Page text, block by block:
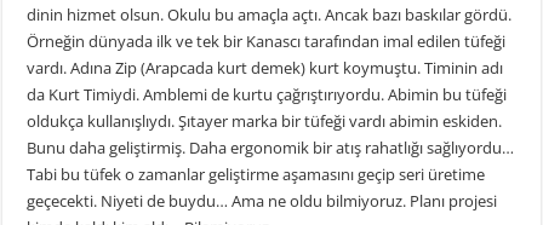
dinin hizmet olsun. Okulu bu amaçla açtı. Ancak bazı baskılar gördü.
Örneğin dünyada ilk ve tek bir Kanascı tarafından imal edilen tüfeği
vardı. Adına Zip (Arapcada kurt demek) kurt koymuştu. Timinin adı
da Kurt Timiydi. Amblemi de kurtu çağrıştırıyordu. Abimin bu tüfeği
oldukça kullanışlıydı. Şıtayer marka bir tüfeği vardı abimin eskiden.
Bunu daha geliştirmiş. Daha ergonomik bir atış rahatlığı sağlıyordu…
Tabi bu tüfek o zamanlar geliştirme aşamasını geçip seri üretime
geçecekti. Niyeti de buydu… Ama ne oldu bilmiyoruz. Planı projesi